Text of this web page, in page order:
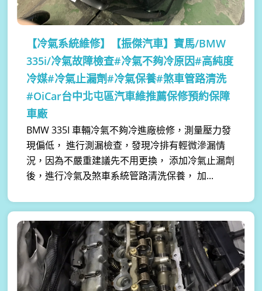
【冷氣系統維修】
【振傑汽車】寶馬/BMW
335i/冷氣故障檢查#冷氣不夠冷原因#高純度
冷媒#冷氣止漏劑#冷氣保養#煞車管路清洗
#OiCar台中北屯區汽車維推薦保修預約保障
車廠
BMW 335I 車輛冷氣不夠冷進廠檢修，測量壓力發
現偏低， 進行測漏檢查，發現冷排有輕微滲漏情
況，因為不嚴重建議先不用更換， 添加冷氣止漏劑
後，進行冷氣及煞車系統管路清洗保養， 加...